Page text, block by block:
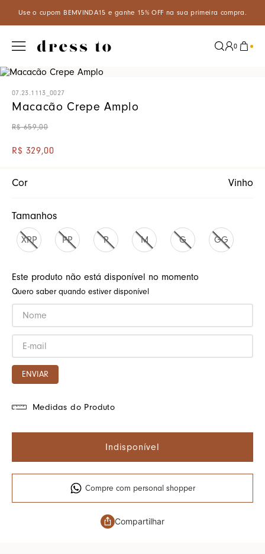
BEMVINDA15 e ganhe 15% OFF na sua primeira compra.
0
07.23.1113_0027
Macacão Crepe Amplo
R$ 659,00
R$ 329,00
Cor Vinho
Tamanhos
XPP PP P M G GG
Este produto não está disponível no momento
Quero saber quando estiver disponível
ENVIAR
Medidas do Produto
Indisponível
Compre com personal shopper
Compartilhar